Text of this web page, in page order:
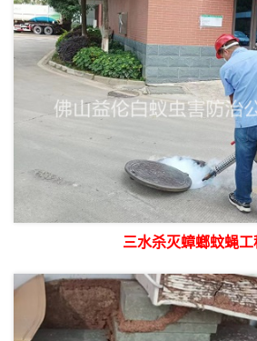
三水杀灭蟑螂蚊蝇工